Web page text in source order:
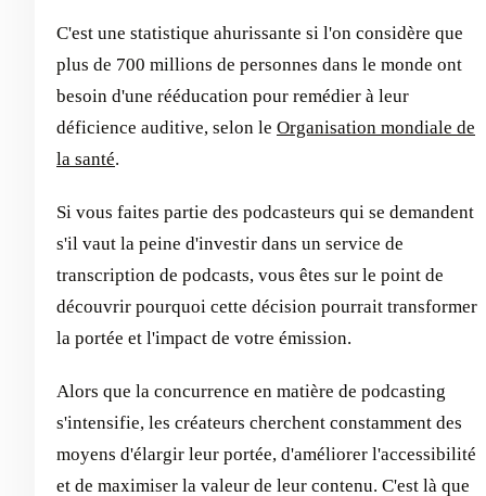
C'est une statistique ahurissante si l'on considère que
plus de 700 millions de personnes dans le monde ont
besoin d'une rééducation pour remédier à leur
déficience auditive, selon le Organisation mondiale de
la santé.
Si vous faites partie des podcasteurs qui se demandent
s'il vaut la peine d'investir dans un service de
transcription de podcasts, vous êtes sur le point de
découvrir pourquoi cette décision pourrait transformer
la portée et l'impact de votre émission.
Alors que la concurrence en matière de podcasting
s'intensifie, les créateurs cherchent constamment des
moyens d'élargir leur portée, d'améliorer l'accessibilité
et de maximiser la valeur de leur contenu. C'est là que